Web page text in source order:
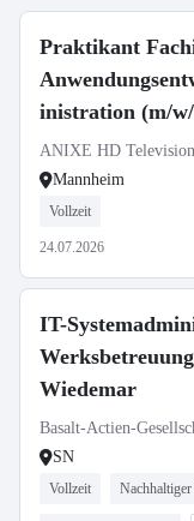
Praktikant
inistration (m/
ANIXE HD
Mannheim
Vollzeit
24.07.2026
IT-
Wiedemar
Basalt-Actien-
SN
Vollzeit